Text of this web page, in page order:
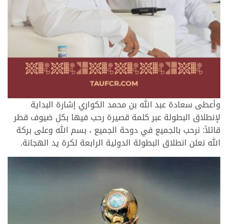
وأعطى سعادة عبد الله بن محمد الكواري إشارة البداية
لإنطلاق البطولة عبر كلمة قصيرة رحب فيها بكل ضيوف قطر
قائلاً: نرحب بالجميع في دوحة الجميع ، بسم الله وعلى بركة
الله نعلن انطلاق البطولة الدولية الرابعة لكرة يد الهجانة.